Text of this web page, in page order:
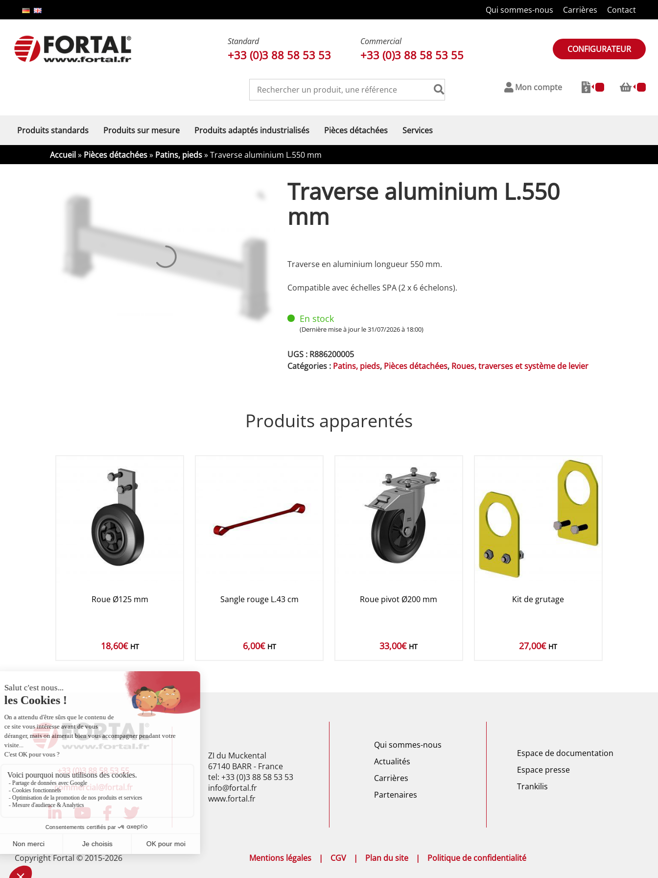
Qui sommes-nous Carrières Contact
Standard
+33 (0)3 88 58 53 53
Commercial
+33 (0)3 88 58 53 55 CONFIGURATEUR
Mon compte
Produits standards Produits sur mesure Produits adaptés industrialisés Pièces détachées Services
Accueil» Pièces détachées» Patins, pieds» Traverse aluminium L.550 mm
Traverse aluminium L.550
mm
Traverse en aluminium longueur 550 mm.
Compatible avec échelles SPA (2 x 6 échelons).
En stock
(Dernière mise à jour le 31/07/2026 à 18:00)
UGS : R886200005
Catégories : Patins, pieds, Pièces détachées, Roues, traverses et système de levier
Produits apparentés
Roue Ø125 mm
18,60€ HT
Sangle rouge L.43 cm
6,00€ HT
Roue pivot Ø200 mm
33,00€ HT
Kit de grutage
27,00€ HT
+33 (0)3 88 58 53 55
commercial@fortal.fr
ZI du Muckental
67140 BARR - France
tel: +33 (0)3 88 58 53 53
info@fortal.fr
www.fortal.fr
Qui sommes-nous
Actualités
Carrières
Partenaires
Espace de documentation
Espace presse
Trankilis
Copyright Fortal © 2015-2026 Mentions légales CGV Plan du site Politique de confidentialité